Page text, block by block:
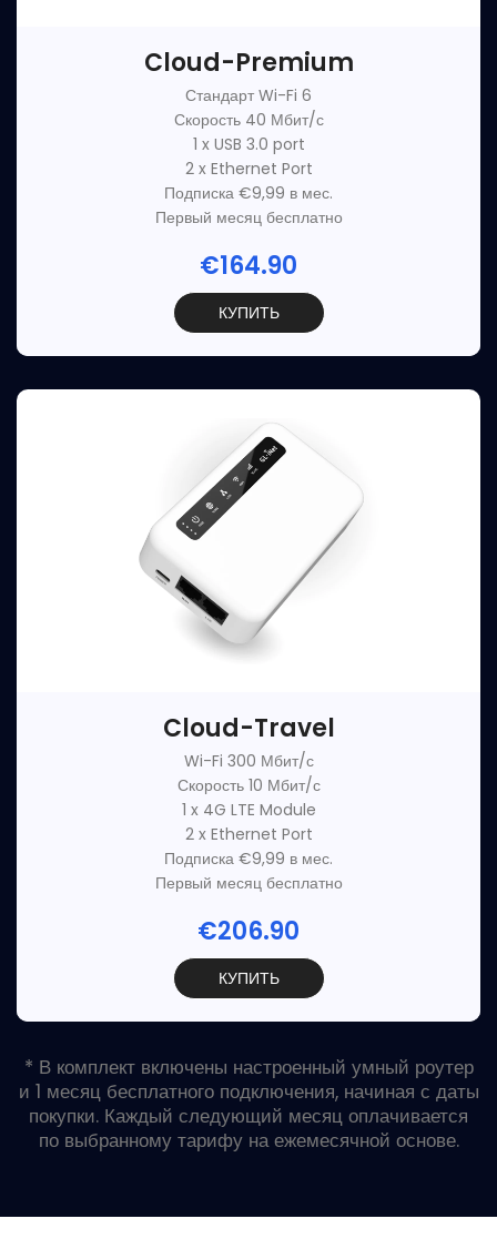
Cloud-Premium
Стандарт Wi-Fi 6
Скорость 40 Мбит/с
1 x USB 3.0 port
2 x Ethernet Port
Подписка €9,99 в мес.
Первый месяц бесплатно
€164.90
КУПИТЬ
Cloud-Travel
Wi-Fi 300 Мбит/с
Скорость 10 Мбит/с
1 x 4G LTE Module
2 x Ethernet Port
Подписка €9,99 в мес.
Первый месяц бесплатно
€206.90
КУПИТЬ
* В комплект включены настроенный умный роутер
и 1 месяц бесплатного подключения, начиная с даты
покупки. Каждый следующий месяц оплачивается
по выбранному тарифу на ежемесячной основе.